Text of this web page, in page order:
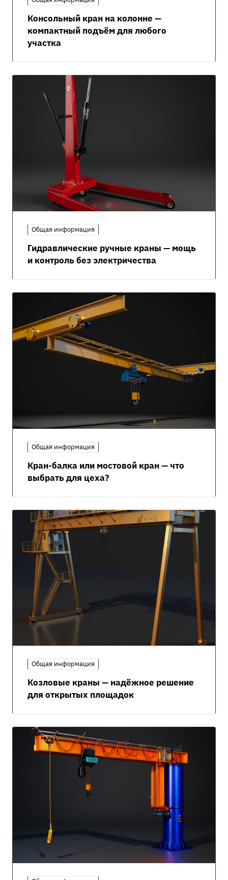
Консольный кран на колонне —
компактный подъём для любого
участка
Общая информация
Гидравлические ручные краны — мощь
и контроль без электричества
Общая информация
Кран-балка или мостовой кран — что
выбрать для цеха?
Общая информация
Козловые краны — надёжное решение
для открытых площадок